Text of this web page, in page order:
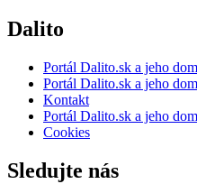
Dalito
Portál Dalito.sk a jeho
Portál Dalito.sk a jeho
Kontakt
Portál Dalito.sk a jeho
Cookies
Sledujte nás